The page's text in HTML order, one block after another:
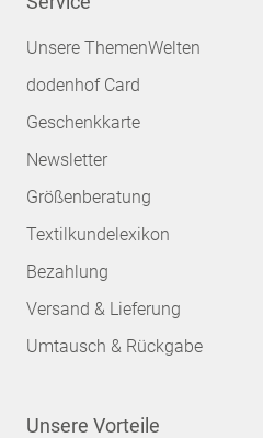
Unsere ThemenWelten
dodenhof Card
Geschenkkarte
Newsletter
Größenberatung
Textilkundelexikon
Bezahlung
Versand & Lieferung
Umtausch & Rückgabe
Unsere Vorteile